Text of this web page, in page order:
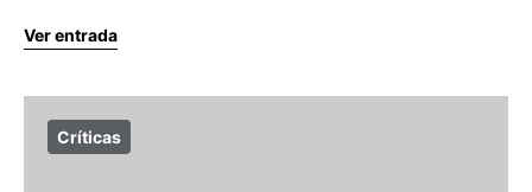
Ver entrada
Críticas